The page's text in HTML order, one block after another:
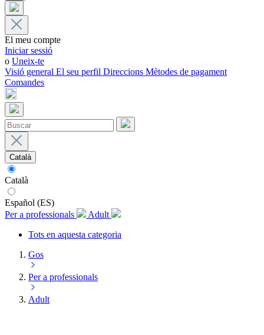
El meu compte
Iniciar sessió
o Uneix-te
Visió general El seu perfil Direccions Mètodes de pagament
Comandes
Català
Català
Español (ES)
Per a professionals
Adult
Tots en aquesta categoria
Gos
Per a professionals
Adult